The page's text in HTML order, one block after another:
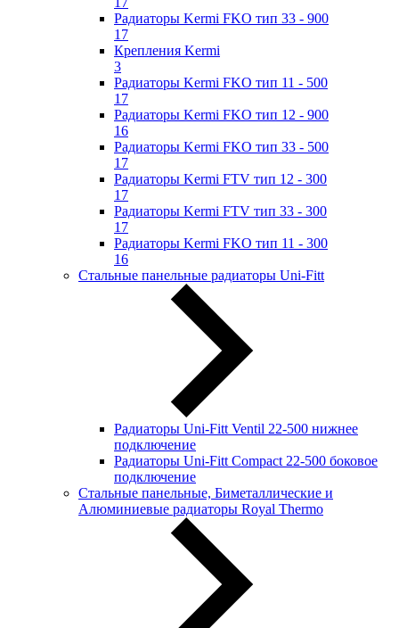
Радиаторы Kermi FKO тип 33 - 900
17
Крепления Kermi
3
Радиаторы Kermi FKO тип 11 - 500
17
Радиаторы Kermi FKO тип 12 - 900
16
Радиаторы Kermi FKO тип 33 - 500
17
Радиаторы Kermi FTV тип 12 - 300
17
Радиаторы Kermi FTV тип 33 - 300
17
Радиаторы Kermi FKO тип 11 - 300
16
Стальные панельные радиаторы Uni-Fitt
Радиаторы Uni-Fitt Ventil 22-500 нижнее
подключение
Радиаторы Uni-Fitt Compact 22-500 боковое
подключение
Стальные панельные, Биметаллические и
Алюминиевые радиаторы Royal Thermo